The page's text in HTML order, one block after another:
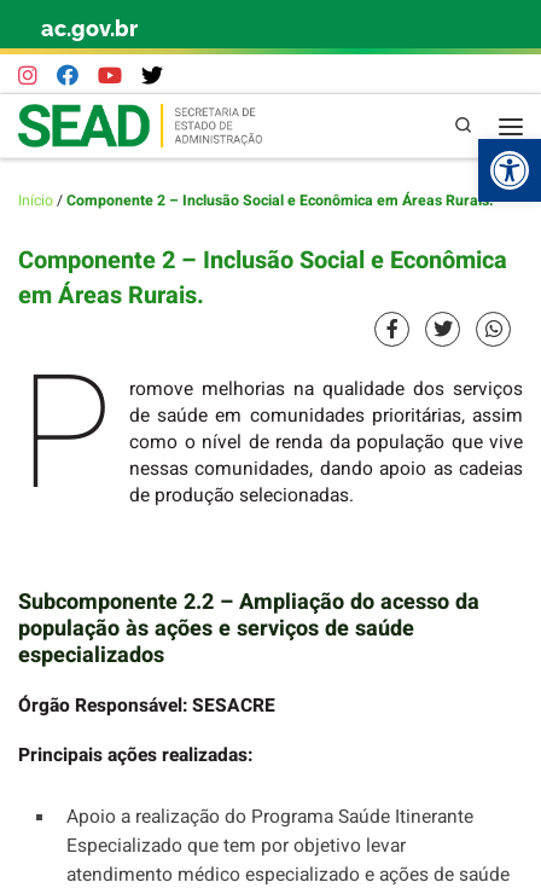
Skip to content
ac.gov.br
Pesquisa
Início/Componente 2 – Inclusão Social e Econômica em Áreas Rurais.
Componente 2 – Inclusão Social e Econômica
em Áreas Rurais.
P
romove melhorias na qualidade dos serviços
de saúde em comunidades prioritárias, assim
como o nível de renda da população que vive
nessas comunidades, dando apoio as cadeias
de produção selecionadas.
Subcomponente 2.2 – Ampliação do acesso da
população às ações e serviços de saúde
especializados
Órgão Responsável: SESACRE
Principais ações realizadas:
Apoio a realização do Programa Saúde Itinerante
Especializado que tem por objetivo levar
atendimento médico especializado e ações de saúde